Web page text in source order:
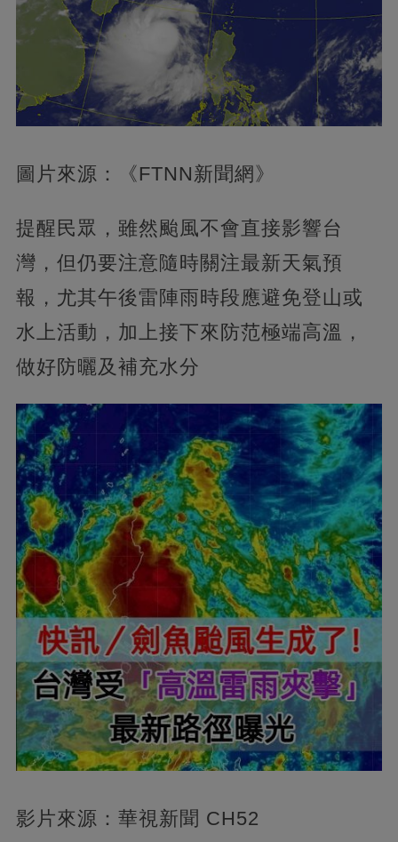
圖片來源：《FTNN新聞網》
提醒民眾，雖然颱風不會直接影響台
灣，但仍要注意隨時關注最新天氣預
報，尤其午後雷陣雨時段應避免登山或
水上活動，加上接下來防范極端高溫，
做好防曬及補充水分
影片來源：華視新聞 CH52